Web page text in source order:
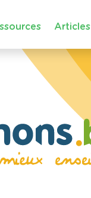
Articles